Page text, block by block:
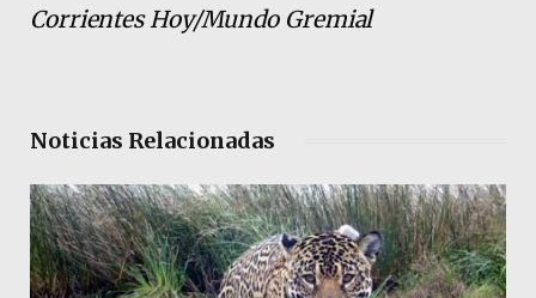
Corrientes Hoy/Mundo Gremial
Noticias Relacionadas